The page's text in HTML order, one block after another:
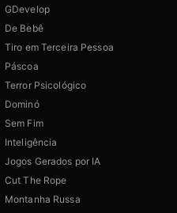
GDevelop
De Bebê
Tiro em Terceira Pessoa
Páscoa
Terror Psicológico
Dominó
Sem Fim
Inteligência
Jogos Gerados por IA
Cut The Rope
Montanha Russa